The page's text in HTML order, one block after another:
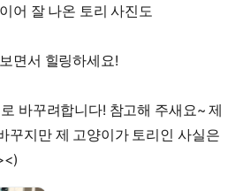
어 잘 나온 토리 사진도
면서 힐링하세요!
바꾸려합니다! 참고해 주새요~ 제
꾸지만 제 고양이가 토리인 사실은